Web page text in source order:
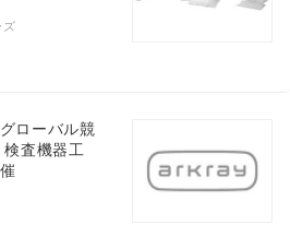
ズ
ローバル競
査機器工